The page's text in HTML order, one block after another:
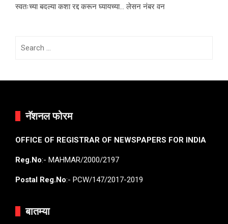
स्वतःच्या बदल्या कशा रद्द करून घ्यायच्या… लेसन नंबर वन
नॅशनल फोरम
OFFICE OF REGISTRAR OF NEWSPAPERS FOR INDIA
Reg.No:- MAHMAR/2000/2197
Postal Reg.No:- PCW/147/2017-2019
बातम्या